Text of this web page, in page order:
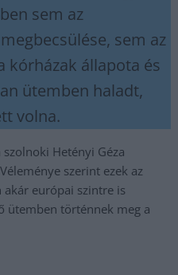
sem az
sem az
kórházak állapota és
ütemben haladt,
volna.
Hetényi Géza
szerint ezek az
európai szintre is
ütemben történnek meg a